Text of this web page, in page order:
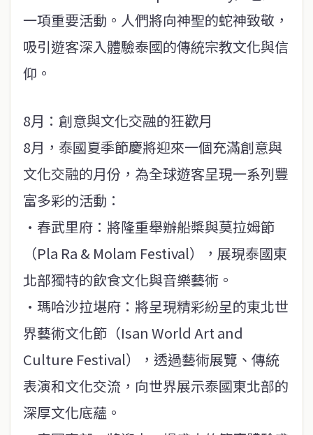
一項重要活動。人們將向神聖的蛇神致敬，
吸引遊客深入體驗泰國的傳統宗教文化與信
仰。
8月：創意與文化交融的狂歡月
8月，泰國夏季節慶將迎來一個充滿創意與
文化交融的月份，為全球遊客呈現一系列豐
富多彩的活動：
·春武里府：將隆重舉辦船槳與莫拉姆節
（Pla Ra & Molam Festival），展現泰國東
北部獨特的飲食文化與音樂藝術。
·瑪哈沙拉堪府：將呈現精彩紛呈的東北世
界藝術文化節（Isan World Art and
Culture Festival），透過藝術展覽、傳統
表演和文化交流，向世界展示泰國東北部的
深厚文化底蘊。